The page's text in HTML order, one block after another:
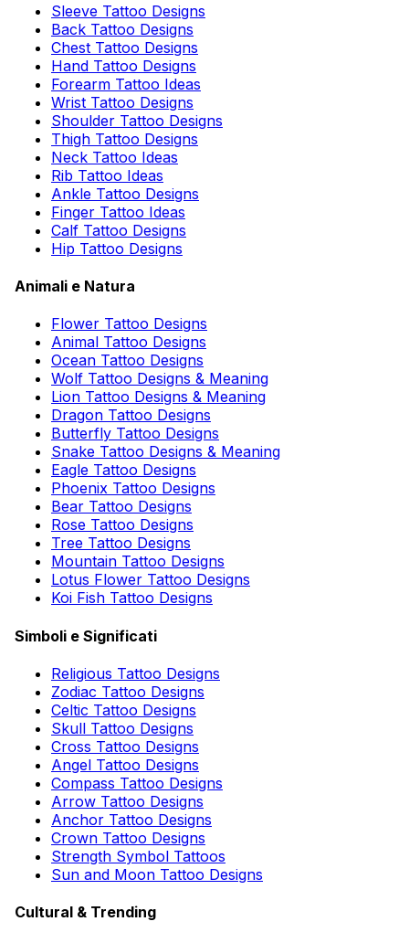
Sleeve Tattoo Designs
Back Tattoo Designs
Chest Tattoo Designs
Hand Tattoo Designs
Forearm Tattoo Ideas
Wrist Tattoo Designs
Shoulder Tattoo Designs
Thigh Tattoo Designs
Neck Tattoo Ideas
Rib Tattoo Ideas
Ankle Tattoo Designs
Finger Tattoo Ideas
Calf Tattoo Designs
Hip Tattoo Designs
Animali e Natura
Flower Tattoo Designs
Animal Tattoo Designs
Ocean Tattoo Designs
Wolf Tattoo Designs & Meaning
Lion Tattoo Designs & Meaning
Dragon Tattoo Designs
Butterfly Tattoo Designs
Snake Tattoo Designs & Meaning
Eagle Tattoo Designs
Phoenix Tattoo Designs
Bear Tattoo Designs
Rose Tattoo Designs
Tree Tattoo Designs
Mountain Tattoo Designs
Lotus Flower Tattoo Designs
Koi Fish Tattoo Designs
Simboli e Significati
Religious Tattoo Designs
Zodiac Tattoo Designs
Celtic Tattoo Designs
Skull Tattoo Designs
Cross Tattoo Designs
Angel Tattoo Designs
Compass Tattoo Designs
Arrow Tattoo Designs
Anchor Tattoo Designs
Crown Tattoo Designs
Strength Symbol Tattoos
Sun and Moon Tattoo Designs
Cultural & Trending